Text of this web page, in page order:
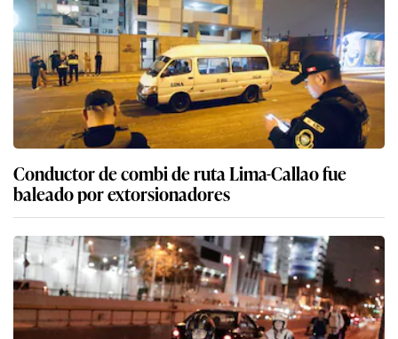
Conductor de combi de ruta Lima-Callao fue
baleado por extorsionadores